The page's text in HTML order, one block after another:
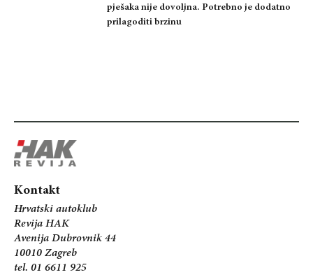
pješaka nije dovoljna. Potrebno je dodatno
prilagoditi brzinu
Kontakt
Hrvatski autoklub
Revija HAK
Avenija Dubrovnik 44
10010 Zagreb
tel. 01 6611 925